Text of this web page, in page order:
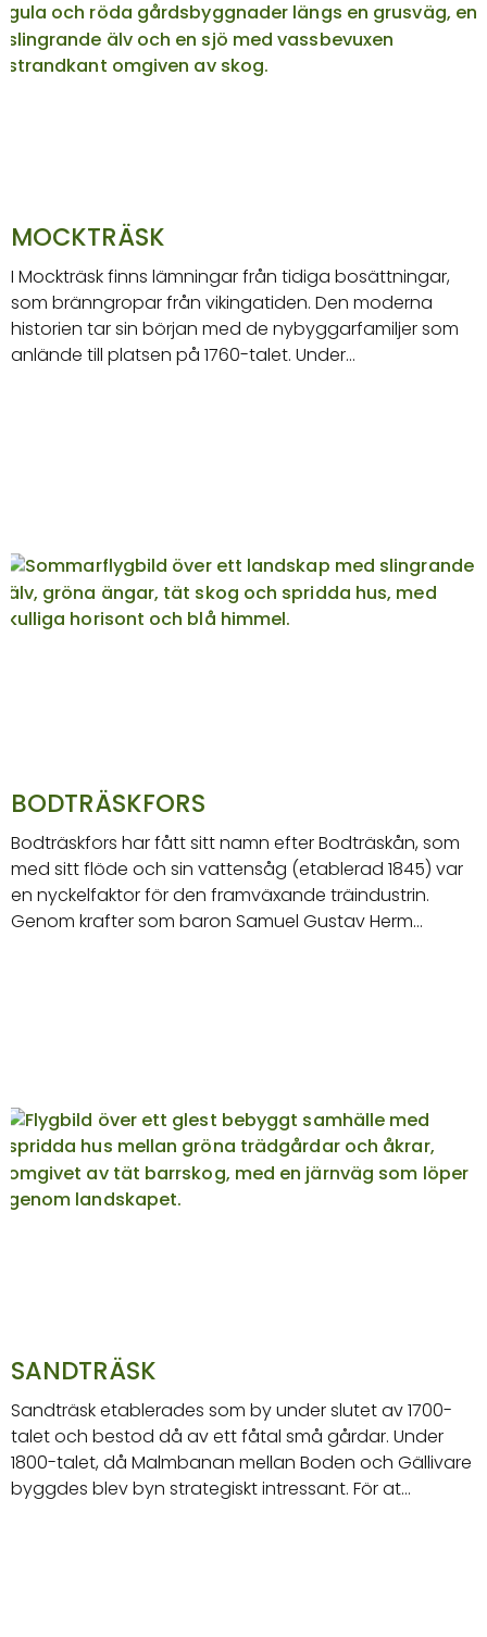
MOCKTRÄSK
I Mockträsk finns lämningar från tidiga bosättningar,
som bränngropar från vikingatiden. Den moderna
historien tar sin början med de nybyggarfamiljer som
anlände till platsen på 1760-talet. Under…
BODTRÄSKFORS
Bodträskfors har fått sitt namn efter Bodträskån, som
med sitt flöde och sin vattensåg (etablerad 1845) var
en nyckelfaktor för den framväxande träindustrin.
Genom krafter som baron Samuel Gustav Herm…
SANDTRÄSK
Sandträsk etablerades som by under slutet av 1700-
talet och bestod då av ett fåtal små gårdar. Under
1800-talet, då Malmbanan mellan Boden och Gällivare
byggdes blev byn strategiskt intressant. För at…